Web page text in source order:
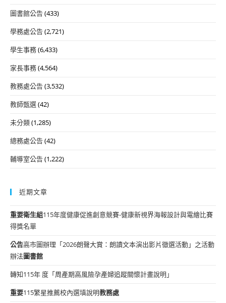
圖書館公告(433)
學務處公告(2,721)
學生事務(6,433)
家長事務(4,564)
教務處公告(3,532)
教師甄選(42)
未分類(1,285)
總務處公告(42)
輔導室公告(1,222)
近期文章
重要衛生組115年度健康促進創意競賽-健康新視界海報設計與電繪比賽
得獎名單
公告高市圖辦理「2026朗聲大賞：朗讀文本演出影片徵選活動」之活動
辦法圖書館
轉知115年 度「周產期高風險孕產婦追蹤關懷計畫說明」
重要115繁星推薦校內選填說明教務處